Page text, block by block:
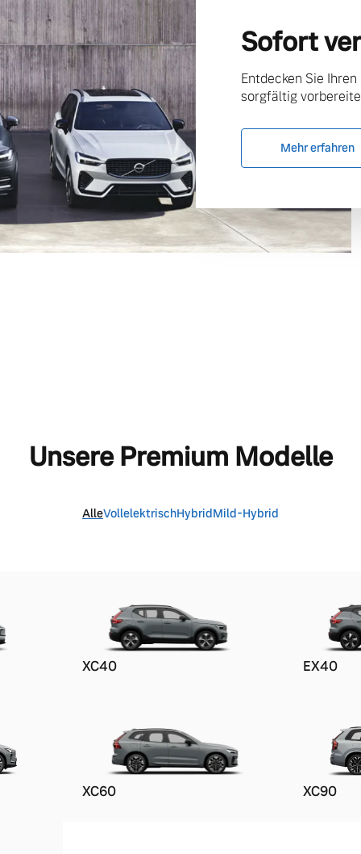
Sofort
Entdecken Sie
sorgfältig
Mehr erfahren
Unsere Premium Modelle
AlleVollelektrischHybridMild-Hybrid
XC40 EX40
XC60 XC90